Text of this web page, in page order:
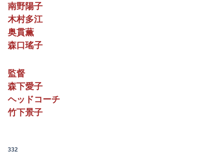
南野陽子
木村多江
奥貫薫
森口瑤子
監督
森下愛子
ヘッドコーチ
竹下景子
332